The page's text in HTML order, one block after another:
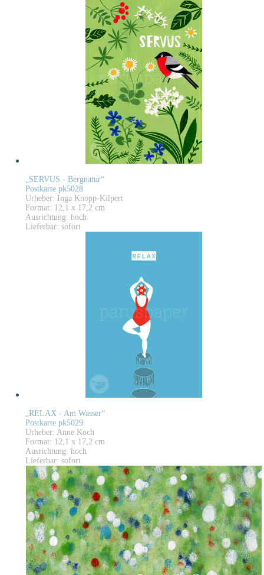
„SERVUS - Bergnatur“
Postkarte pk5028
Urheber: Inga Knopp-Kilpert
Format: 12,1 x 17,2 cm
Ausrichtung: hoch
Lieferbar: sofort
„RELAX - Am Wasser“
Postkarte pk5029
Urheber: Anne Koch
Format: 12,1 x 17,2 cm
Ausrichtung: hoch
Lieferbar: sofort